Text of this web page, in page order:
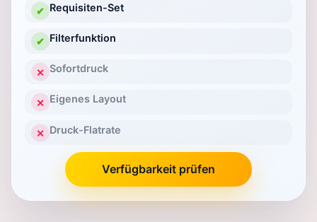
✔ Requisiten-Set
✔ Filterfunktion
✕ Sofortdruck
✕ Eigenes Layout
✕ Druck-Flatrate
Verfügbarkeit prüfen